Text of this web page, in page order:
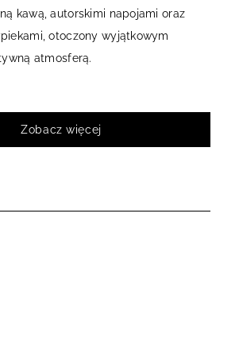
kawą, autorskimi napojami oraz
otoczony wyjątkowym
atmosferą.
Zobacz więcej